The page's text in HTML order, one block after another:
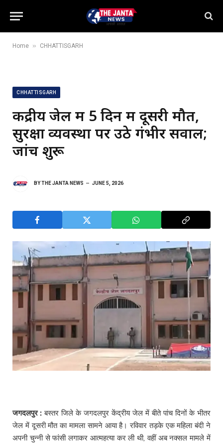
Home » CHHATTISGARH
CHHATTISGARH
केंद्रीय जेल में 5 दिन में दूसरी मौत,
सुरक्षा व्यवस्था पर उठे गंभीर सवाल;
जांच शुरू
BYTHE JANTA NEWS JUNE 5, 2026
जगदलपुर : बस्तर जिले के जगदलपुर केंद्रीय जेल में बीते पांच दिनों के भीतर
जेल में दूसरी मौत का मामला सामने आया है। रविवार तड़के एक महिला बंदी ने
अपनी चुन्नी से फांसी लगाकर आत्महत्या कर ली थी, वहीं अब नक्सल मामले में